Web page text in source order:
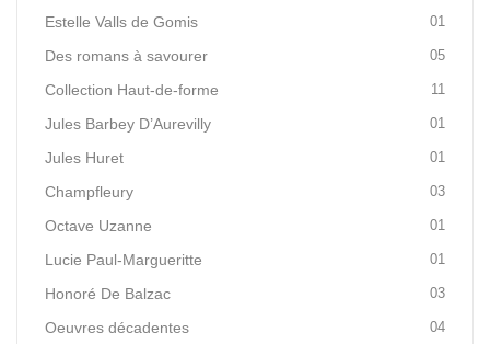
Estelle Valls de Gomis 01
Des romans à savourer 05
Collection Haut-de-forme 11
Jules Barbey D’Aurevilly 01
Jules Huret 01
Champfleury 03
Octave Uzanne 01
Lucie Paul-Margueritte 01
Honoré De Balzac 03
Oeuvres décadentes 04